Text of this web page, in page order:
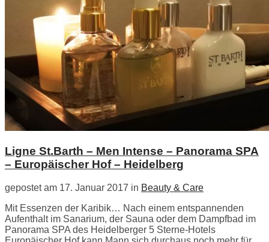
Ligne St.Barth – Men Intense – Panorama SPA
– Europäischer Hof – Heidelberg
gepostet am 17. Januar 2017 in Beauty & Care
Mit Essenzen der Karibik… Nach einem entspannenden
Aufenthalt im Sanarium, der Sauna oder dem Dampfbad im
Panorama SPA des Heidelberger 5 Sterne-Hotels